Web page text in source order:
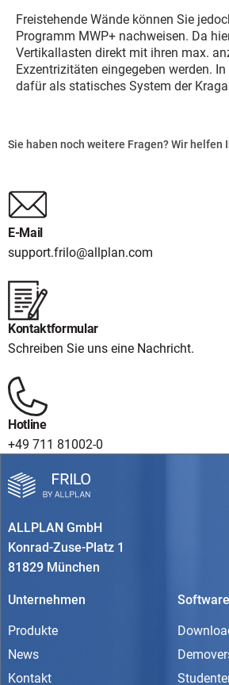
Freistehende Wände können Sie
Programm MWP+ nachweisen. Da
Vertikallasten direkt mit ihren max.
Exzentrizitäten eingegeben werden.
dafür als statisches System der
Sie haben noch weitere Fragen? Wir helfen
E-Mail
support.frilo@allplan.com
Kontaktformular
Schreiben Sie uns eine Nachricht.
Hotline
+49 711 81002-0
ALLPLAN GmbH
Konrad-Zuse-Platz 1
81829 München
Unternehmen
Produkte
News
Kontakt
Software